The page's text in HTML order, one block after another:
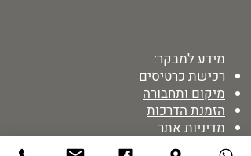
מידע למבקר:
רכישת כרטיסים
מיקום ותחבורה
הזמנת הדרכות
מדיניות אתר
נגישות